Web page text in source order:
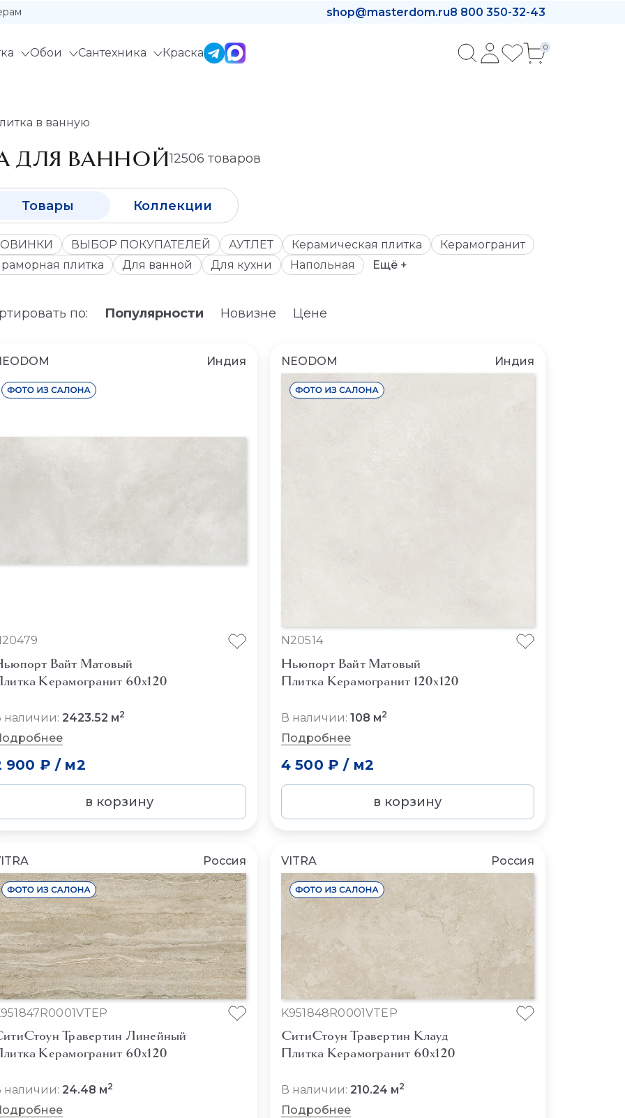
shop@masterdom.ru8 800 350-32-43
Обои Сантехника Краска 0
в ванную
ДЛЯ ВАННОЙ12506 товаров
Товары Коллекции
ВЫБОР ПОКУПАТЕЛЕЙ АУТЛЕТ Керамическая плитка
Керамогранит
плитка
Для ванной Для кухни Напольная Ещё +
по: Популярности Новизне Цене
Индия
Вайт Матовый
Керамогранит 60x120
наличии: 2423.52 м2
900 ₽ / м2
в корзину
NEODOM Индия
N20514
Ньюпорт Вайт Матовый
Плитка Керамогранит 120x120
В наличии: 108 м2
Подробнее
4 500 ₽ / м2
в корзину
Россия
Травертин Линейный
Керамогранит 60x120
наличии: 24.48 м2
VITRA Россия
K951848R0001VTEP
СитиСтоун Травертин Клауд
Плитка Керамогранит 60x120
В наличии: 210.24 м2
Подробнее